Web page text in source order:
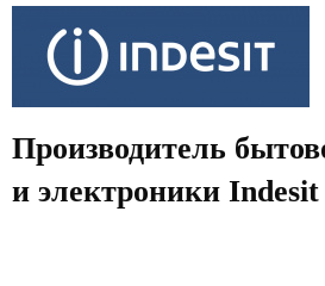
Производитель
и электроники Indesit